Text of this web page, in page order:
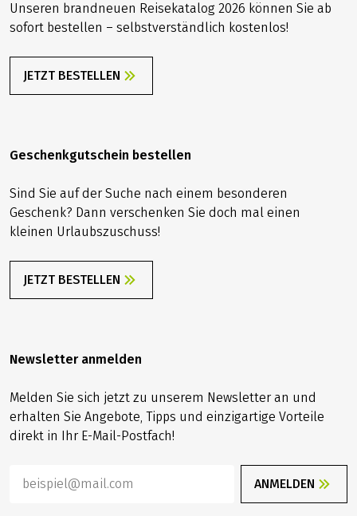
Unseren brandneuen Reisekatalog 2026 können Sie ab
sofort bestellen – selbstverständlich kostenlos!
JETZT BESTELLEN
Geschenkgutschein bestellen
Sind Sie auf der Suche nach einem besonderen
Geschenk? Dann verschenken Sie doch mal einen
kleinen Urlaubszuschuss!
JETZT BESTELLEN
Newsletter anmelden
Melden Sie sich jetzt zu unserem Newsletter an und
erhalten Sie Angebote, Tipps und einzigartige Vorteile
direkt in Ihr E-Mail-Postfach!
ANMELDEN